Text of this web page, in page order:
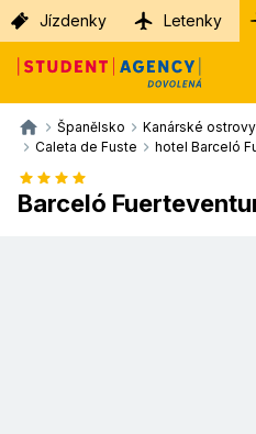
Jízdenky Letenky
Španělsko Kanárské ostrovy
Caleta de Fuste
hotel Barceló
Barceló